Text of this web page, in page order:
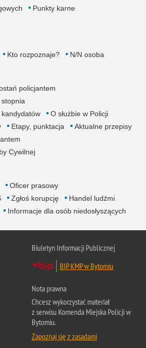
Punkty karne
Kto rozpoznaje? N/N osoba
policjantem
O służbie w Policji
Etapy, punktacja
Aktualne przepisy
Cywilnej
Oficer prasowy
Zgłoś korupcję
Handel ludźmi
Informacje dla osób niedosłyszących
Biuletyn Informacji Publicznej
BIP KMP w Bytomiu
Nota prawna
Chcesz wykorzystać materiał
z serwisu Komenda Miejska Policji w
Bytomiu.
Zapoznaj się z zasadami